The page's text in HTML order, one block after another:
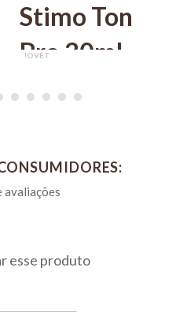
Para
Stimo Ton
Pro 30ml
Para Cães e
Biovet Kit
Com 5
BIOVET
R$ 164,20
PIX 5%